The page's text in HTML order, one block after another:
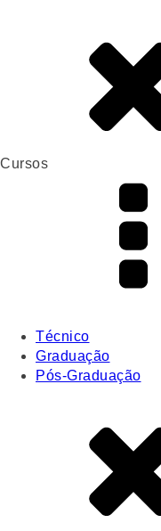
Cursos
Técnico
Graduação
Pós-Graduação